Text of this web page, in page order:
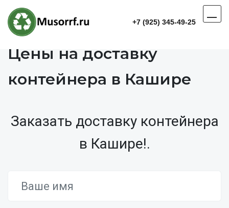
+7 (925) 345-49-25
Цены на доставку
контейнера в Кашире
Заказать доставку контейнера
в Кашире!.